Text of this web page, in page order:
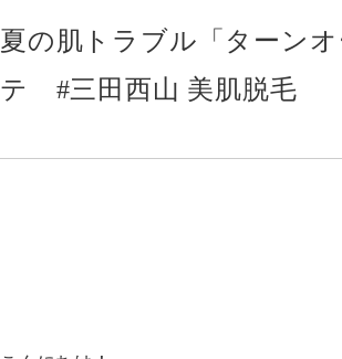
夏の肌トラブル「ターン
テ #三田西山 美肌脱毛